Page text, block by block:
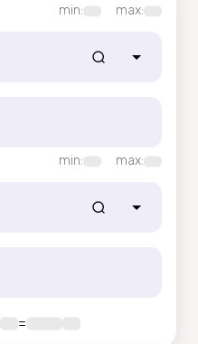
min: max:
min: max:
=